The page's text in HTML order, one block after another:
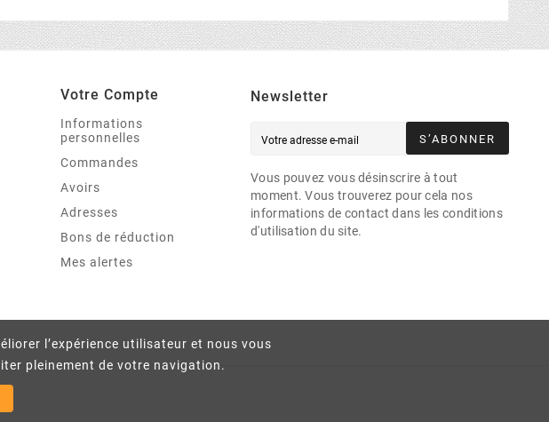
l’expérience utilisateur et nous vous
pleinement de votre navigation.
Votre Compte
Informations
personnelles
Commandes
Avoirs
Adresses
Bons de réduction
Mes alertes
Newsletter
S’ABONNER
Vous pouvez vous désinscrire à tout
moment. Vous trouverez pour cela nos
informations de contact dans les conditions
d'utilisation du site.